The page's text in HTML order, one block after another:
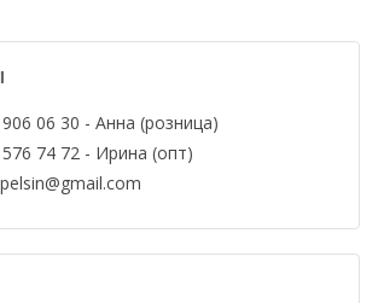
06 30 - Анна (розница)
74 72 - Ирина (опт)